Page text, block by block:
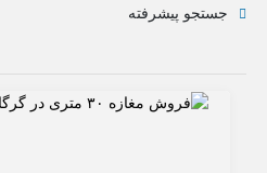
پیشرفته